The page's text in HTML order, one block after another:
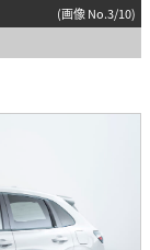
(画像 No.3/10)